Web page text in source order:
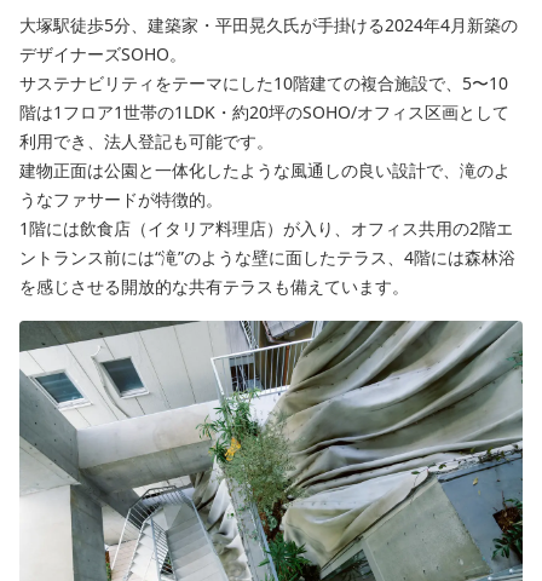
大塚駅徒歩5分、建築家・平田晃久氏が手掛ける2024年4月新築の
デザイナーズSOHO。
サステナビリティをテーマにした10階建ての複合施設で、5〜10
階は1フロア1世帯の1LDK・約20坪のSOHO/オフィス区画として
利用でき、法人登記も可能です。
建物正面は公園と一体化したような風通しの良い設計で、滝のよ
うなファサードが特徴的。
1階には飲食店（イタリア料理店）が入り、オフィス共用の2階エ
ントランス前には“滝”のような壁に面したテラス、4階には森林浴
を感じさせる開放的な共有テラスも備えています。